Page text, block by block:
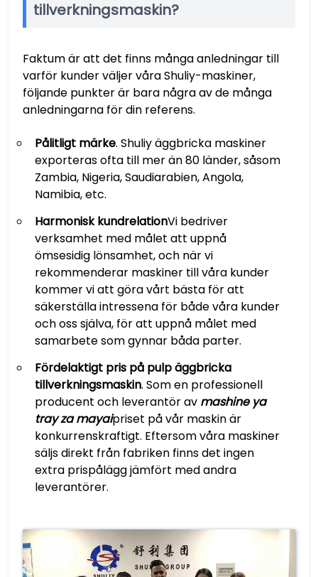
tillverkningsmaskin?
Faktum är att det finns många anledningar till
varför kunder väljer våra Shuliy-maskiner,
följande punkter är bara några av de många
anledningarna för din referens.
Pålitligt märke. Shuliy äggbricka maskiner
exporteras ofta till mer än 80 länder, såsom
Zambia, Nigeria, Saudiarabien, Angola,
Namibia, etc.
Harmonisk kundrelationVi bedriver
verksamhet med målet att uppnå
ömsesidig lönsamhet, och när vi
rekommenderar maskiner till våra kunder
kommer vi att göra vårt bästa för att
säkerställa intressena för både våra kunder
och oss själva, för att uppnå målet med
samarbete som gynnar båda parter.
Fördelaktigt pris på pulp äggbricka
tillverkningsmaskin. Som en professionell
producent och leverantör av mashine ya
tray za mayaipriset på vår maskin är
konkurrenskraftigt. Eftersom våra maskiner
säljs direkt från fabriken finns det ingen
extra prispålägg jämfört med andra
leverantörer.